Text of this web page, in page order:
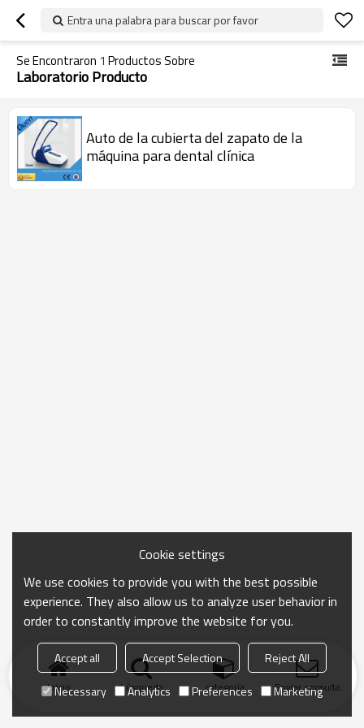
Entra una palabra para buscar por favor
Se Encontraron 1 Productos Sobre
Laboratorio Producto
Auto de la cubierta del zapato de la
máquina para dental clínica
Inicio búsqueda categoría Enviar consulta
Cookie settings
We use cookies to provide you with the best possible
experience. They also allow us to analyze user behavior in
order to constantly improve the website for you.
Accept all Accept Selection
Reject All
Necessary
Analytics Preferences Marketing